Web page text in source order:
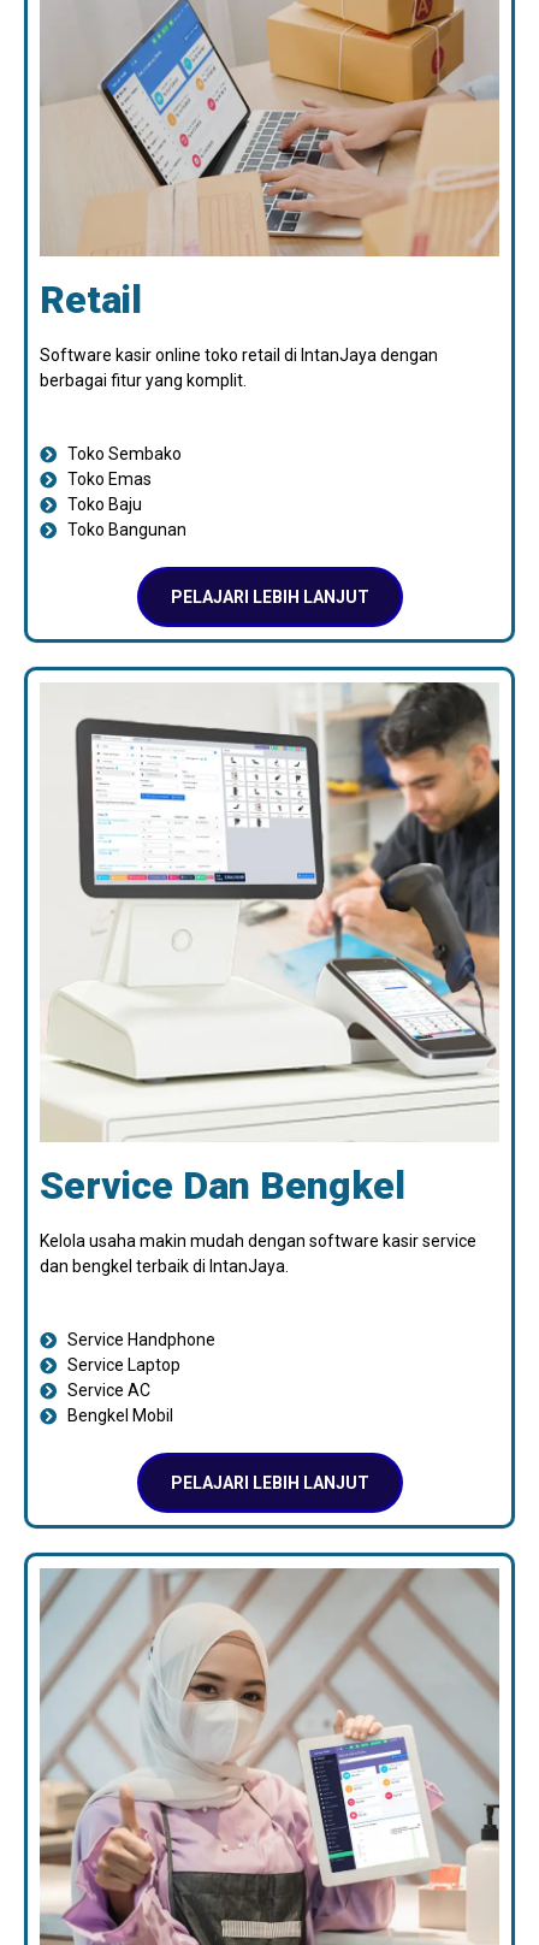
Retail
Software kasir online toko retail di IntanJaya dengan
berbagai fitur yang komplit.
Toko Sembako
Toko Emas
Toko Baju
Toko Bangunan
PELAJARI LEBIH LANJUT
Service Dan Bengkel
Kelola usaha makin mudah dengan software kasir service
dan bengkel terbaik di IntanJaya.
Service Handphone
Service Laptop
Service AC
Bengkel Mobil
PELAJARI LEBIH LANJUT